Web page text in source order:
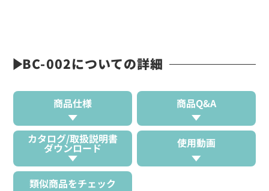
BC-002についての詳細
商品仕様 商品Q&A
カタログ/取扱説明書
ダウンロード 使用動画
類似商品をチェック